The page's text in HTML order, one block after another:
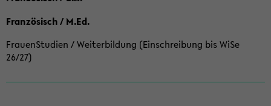
Französisch / M.Ed.
FrauenStudien / Weiterbildung (Einschreibung bis WiSe
26/27)